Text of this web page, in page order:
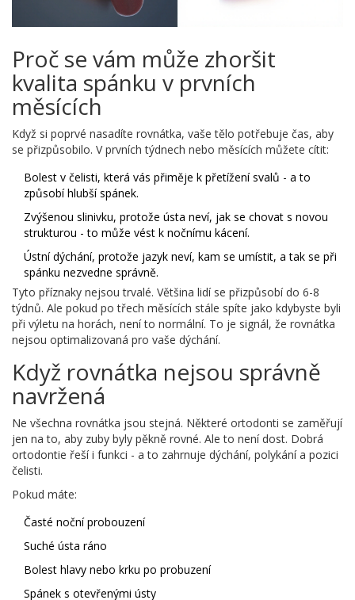
Proč se vám může zhoršit
kvalita spánku v prvních
měsících
Když si poprvé nasadíte rovnátka, vaše tělo potřebuje čas, aby
se přizpůsobilo. V prvních týdnech nebo měsících můžete cítit:
Bolest v čelisti, která vás přiměje k přetížení svalů - a to
způsobí hlubší spánek.
Zvýšenou slinivku, protože ústa neví, jak se chovat s novou
strukturou - to může vést k nočnímu kácení.
Ústní dýchání, protože jazyk neví, kam se umístit, a tak se při
spánku nezvedne správně.
Tyto příznaky nejsou trvalé. Většina lidí se přizpůsobí do 6-8
týdnů. Ale pokud po třech měsících stále spíte jako kdybyste byli
při výletu na horách, není to normální. To je signál, že rovnátka
nejsou optimalizovaná pro vaše dýchání.
Když rovnátka nejsou správně
navržená
Ne všechna rovnátka jsou stejná. Některé ortodonti se zaměřují
jen na to, aby zuby byly pěkně rovné. Ale to není dost. Dobrá
ortodontie řeší i funkci - a to zahrnuje dýchání, polykání a pozici
čelisti.
Pokud máte:
Časté noční probouzení
Suché ústa ráno
Bolest hlavy nebo krku po probuzení
Spánek s otevřenými ústy